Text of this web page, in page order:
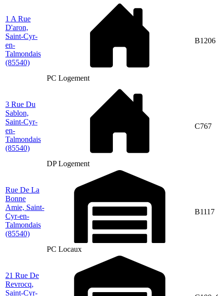
1 A Rue
D'aron,
Saint-Cyr-
en-
Talmondais
(85540)
PC Logement
B1206
3 Rue Du
Sablon,
Saint-Cyr-
en-
Talmondais
(85540)
DP Logement
C767
Rue De La
Bonne
Amie, Saint-
Cyr-en-
Talmondais
(85540)
PC Locaux
B1117
21 Rue De
Revrocq,
Saint-Cyr-